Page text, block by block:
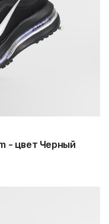
- цвет Черный